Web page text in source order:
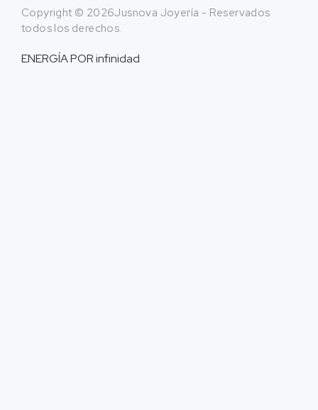
Copyright © 2026Jusnova Joyería - Reservados
todos los derechos.
ENERGÍA PORinfinidad